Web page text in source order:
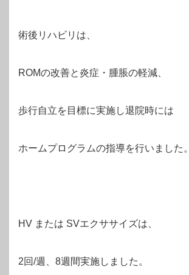
術後リハビリは、
ROMの改善と炎症・腫脹の軽減、
歩行自立を目標に実施し退院時には
ホームプログラムの指導を行いました。
HV または SVエクササイズは、
2回/週、8週間実施しました。